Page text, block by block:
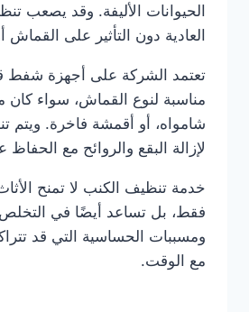
الحيوانات الأليفة. وقد يصعب
العادية دون التأثير على القماش
تعتمد الشركة على أجهزة شفط
مناسبة لنوع القماش، سواء
شامواه، أو أقمشة فاخرة. ويتم
لإزالة البقع والروائح مع
خدمة تنظيف الكنب لا تمنح
فقط، بل تساعد أيضًا في التخلص
ومسببات الحساسية التي قد
مع الوقت.